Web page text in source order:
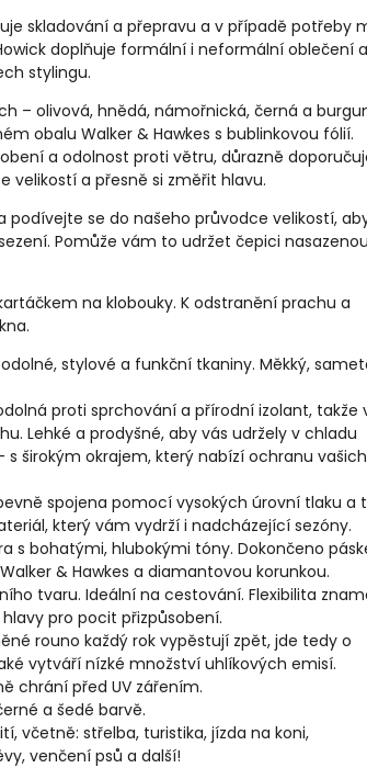
skladování a přepravu a v případě potřeby
doplňuje formální i neformální oblečení a
stylingu.
– olivová, hnědá, námořnická, černá a
obalu Walker & Hawkes s bublinkovou fólií.
a odolnost proti větru, důrazně
velikostí a přesně si změřit hlavu.
podívejte se do našeho průvodce velikostí,
Pomůže vám to udržet čepici nasazenou
na klobouky. K odstranění prachu a
stylové a funkční tkaniny. Měkký,
proti sprchování a přírodní izolant, takže
Lehké a prodyšné, aby vás udržely v chladu
širokým okrajem, který nabízí ochranu
spojena pomocí vysokých úrovní tlaku a
který vám vydrží i nadcházející sezóny.
s bohatými, hlubokými tóny. Dokončeno
& Hawkes a diamantovou korunkou.
tvaru. Ideální na cestování. Flexibilita
pro pocit přizpůsobení.
rouno každý rok vypěstují zpět, jde tedy o
vytváří nízké množství uhlíkových emisí.
chrání před UV zářením.
a šedé barvě.
včetně: střelba, turistika, jízda na koni,
venčení psů a další!